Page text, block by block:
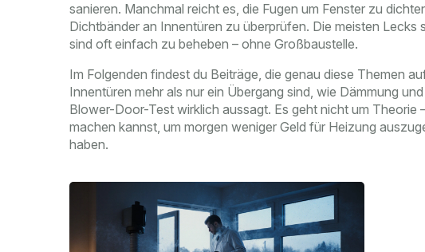
sanieren. Manchmal reicht es, die Fugen um Fenster zu
Dichtbänder an Innentüren zu überprüfen. Die meisten Lecks
sind oft einfach zu beheben – ohne Großbaustelle.
Im Folgenden findest du Beiträge, die genau diese Themen
Innentüren mehr als nur ein Übergang sind, wie Dämmung
Blower-Door-Test wirklich aussagt. Es geht nicht um Theorie
machen kannst, um morgen weniger Geld für Heizung
haben.